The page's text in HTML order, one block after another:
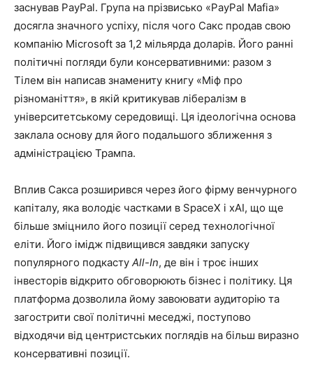
заснував PayPal. Група на прізвисько «PayPal Mafia»
досягла значного успіху, після чого Сакс продав свою
компанію Microsoft за 1,2 мільярда доларів. Його ранні
політичні погляди були консервативними: разом з
Тілем він написав знамениту книгу «Міф про
різноманіття», в якій критикував лібералізм в
університетському середовищі. Ця ідеологічна основа
заклала основу для його подальшого зближення з
адміністрацією Трампа.
Вплив Сакса розширився через його фірму венчурного
капіталу, яка володіє частками в SpaceX і xAI, що ще
більше зміцнило його позиції серед технологічної
еліти. Його імідж підвищився завдяки запуску
популярного подкасту All-In, де він і троє інших
інвесторів відкрито обговорюють бізнес і політику. Ця
платформа дозволила йому завоювати аудиторію та
загострити свої політичні меседжі, поступово
відходячи від центристських поглядів на більш виразно
консервативні позиції.